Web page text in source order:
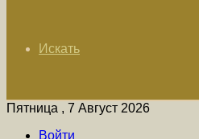
Искать
Пятница , 7 Август 2026
Войти